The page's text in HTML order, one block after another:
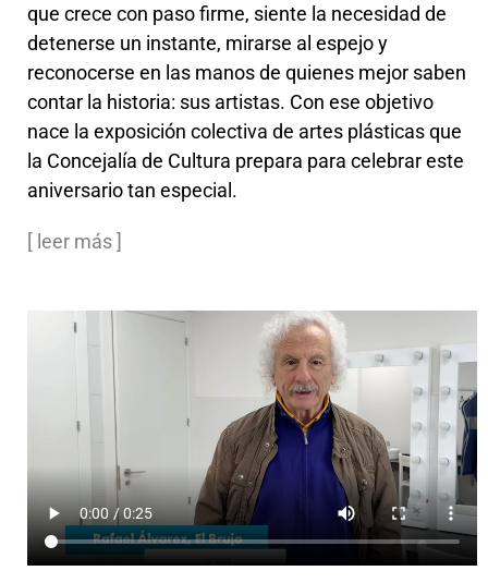
que crece con paso firme, siente la necesidad de
detenerse un instante, mirarse al espejo y
reconocerse en las manos de quienes mejor saben
contar la historia: sus artistas. Con ese objetivo
nace la exposición colectiva de artes plásticas que
la Concejalía de Cultura prepara para celebrar este
aniversario tan especial.
[ leer más ]